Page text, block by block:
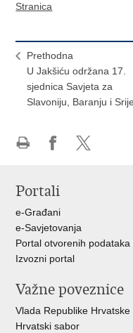
Stranica
Prethodna
U Jakšiću održana 17.
sjednica Savjeta za
Slavoniju, Baranju i
Facebooku
Portali
e-Građani
e-Savjetovanja
Portal otvorenih podataka
Izvozni portal
Važne poveznice
Vlada Republike Hrvatske
Hrvatski sabor